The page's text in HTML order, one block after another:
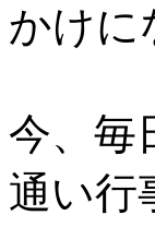
かけに
今、毎
通い行